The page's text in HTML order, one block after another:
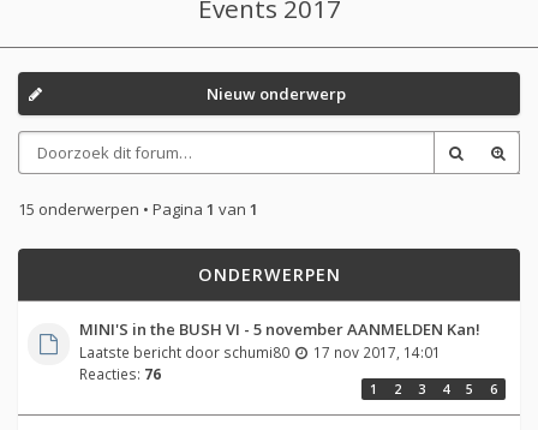
Events 2017
Nieuw onderwerp
15 onderwerpen • Pagina 1 van 1
ONDERWERPEN
MINI'S in the BUSH VI - 5 november AANMELDEN Kan!
Laatste bericht door schumi80
17 nov 2017, 14:01
Reacties: 76
1 2 3 4 5 6